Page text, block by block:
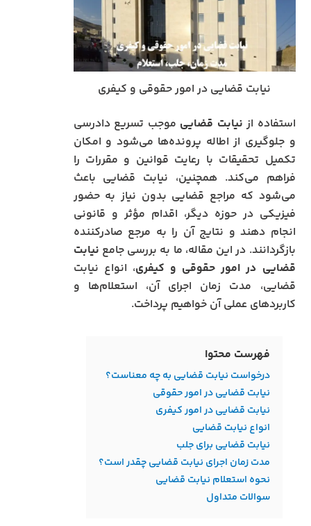
نیابت قضایی در امور حقوقی و کیفری
استفاده از نیابت قضایی موجب تسریع دادرسی
و جلوگیری از اطاله پرونده‌ها می‌شود و امکان
تکمیل تحقیقات با رعایت قوانین و مقررات را
فراهم می‌کند. همچنین، نیابت قضایی باعث
می‌شود که مراجع قضایی بدون نیاز به حضور
فیزیکی در حوزه دیگر، اقدام مؤثر و قانونی
انجام دهند و نتایج آن را به مرجع صادرکننده
بازگردانند. در این مقاله، ما به بررسی جامع نیابت
قضایی در امور حقوقی و کیفری، انواع نیابت
قضایی، مدت زمان اجرای آن، استعلام‌ها و
کاربردهای عملی آن خواهیم پرداخت.
فهرست محتوا
درخواست نیابت قضایی به چه معناست؟
نیابت قضایی در امور حقوقی
نیابت قضایی در امور کیفری
انواع نیابت قضایی
نیابت قضایی برای جلب
مدت زمان اجرای نیابت قضایی چقدر است؟
نحوه استعلام نیابت قضایی
سوالات متداول